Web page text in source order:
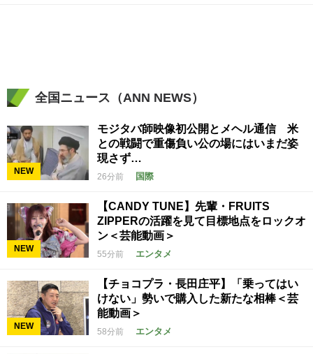
全国ニュース（ANN NEWS）
NEW
モジタバ師映像初公開とメヘル通信 米
との戦闘で重傷負い公の場にはいまだ姿
現さず…
26分前 国際
NEW
【CANDY TUNE】先輩・FRUITS
ZIPPERの活躍を見て目標地点をロックオ
ン＜芸能動画＞
55分前 エンタメ
NEW
【チョコプラ・長田庄平】「乗ってはい
けない」勢いで購入した新たな相棒＜芸
能動画＞
58分前 エンタメ